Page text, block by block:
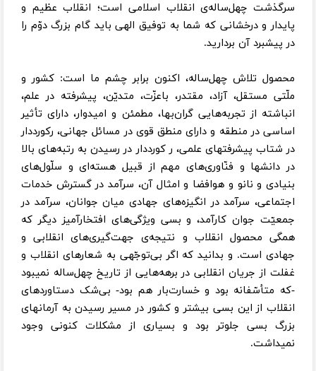
سرگذشت چهل‌ساله‌ی انقلاب اسلامی است؛ انقلاب عظیم و
پایدار و درخشانی که شما به توفیق الهی باید گام بزرگ دوّم را
در پیشبرد آن بردارید.
محصول تلاش چهل‌ساله، اکنون برابر چشم ما است: کشور و
ملّتی مستقل، آزاد، مقتدر، باعزّت، متدیّن، پیشرفته در علم،
انباشته از تجربه‌هایی گران‌بها، مطمئن و امیدوار، دارای تأثیر
اساسی در منطقه و دارای منطق قوی در مسائل جهانی، رکورددار
در شتاب پیشرفتهای علمی، ر کورددار در رسیدن به رتبه‌های بالا
در دانشها و فنّاوری‌های مهم از قبیل هسته‌ای و سلّول‌های
بنیادی و نانو و هوافضا و امثال آن، سرآمد در گسترش خدمات
اجتماعی، سرآمد در انگیزه‌های جهادی میان جوانان، سرآمد در
جمعیّت جوان کارآمد، و بسی ویژگی‌های افتخارآمیز دیگر که
همگی محصول انقلاب و نتیجه‌ی جهت‌گیری‌های انقلابی و
جهادی است. و بدانید که اگر بی‌توجّهی به شعارهای انقلاب و
غفلت از جریان انقلابی در برهه‌هایی از تاریخ چهل‌ساله نمیبود
-که متأسّفانه بود و خسارت‌بار هم بود- بی‌شک دستاوردهای
انقلاب از این بسی بیشتر و کشور در مسیر رسیدن به آرمانهای
بزرگ بسی جلوتر بود و بسیاری از مشکلات کنونی وجود
نمیداشت.